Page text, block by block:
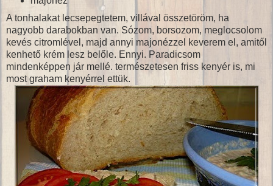
A tonhalakat lecsepegtetem, villával összetöröm, ha
nagyobb darabokban van. Sózom, borsozom, meglocsolom
kevés citromlével, majd annyi majonézzel keverem el, amitől
kenhető krém lesz belőle. Ennyi. Paradicsom
mindenképpen jár mellé. természetesen friss kenyér is, mi
most graham kenyérrel ettük.